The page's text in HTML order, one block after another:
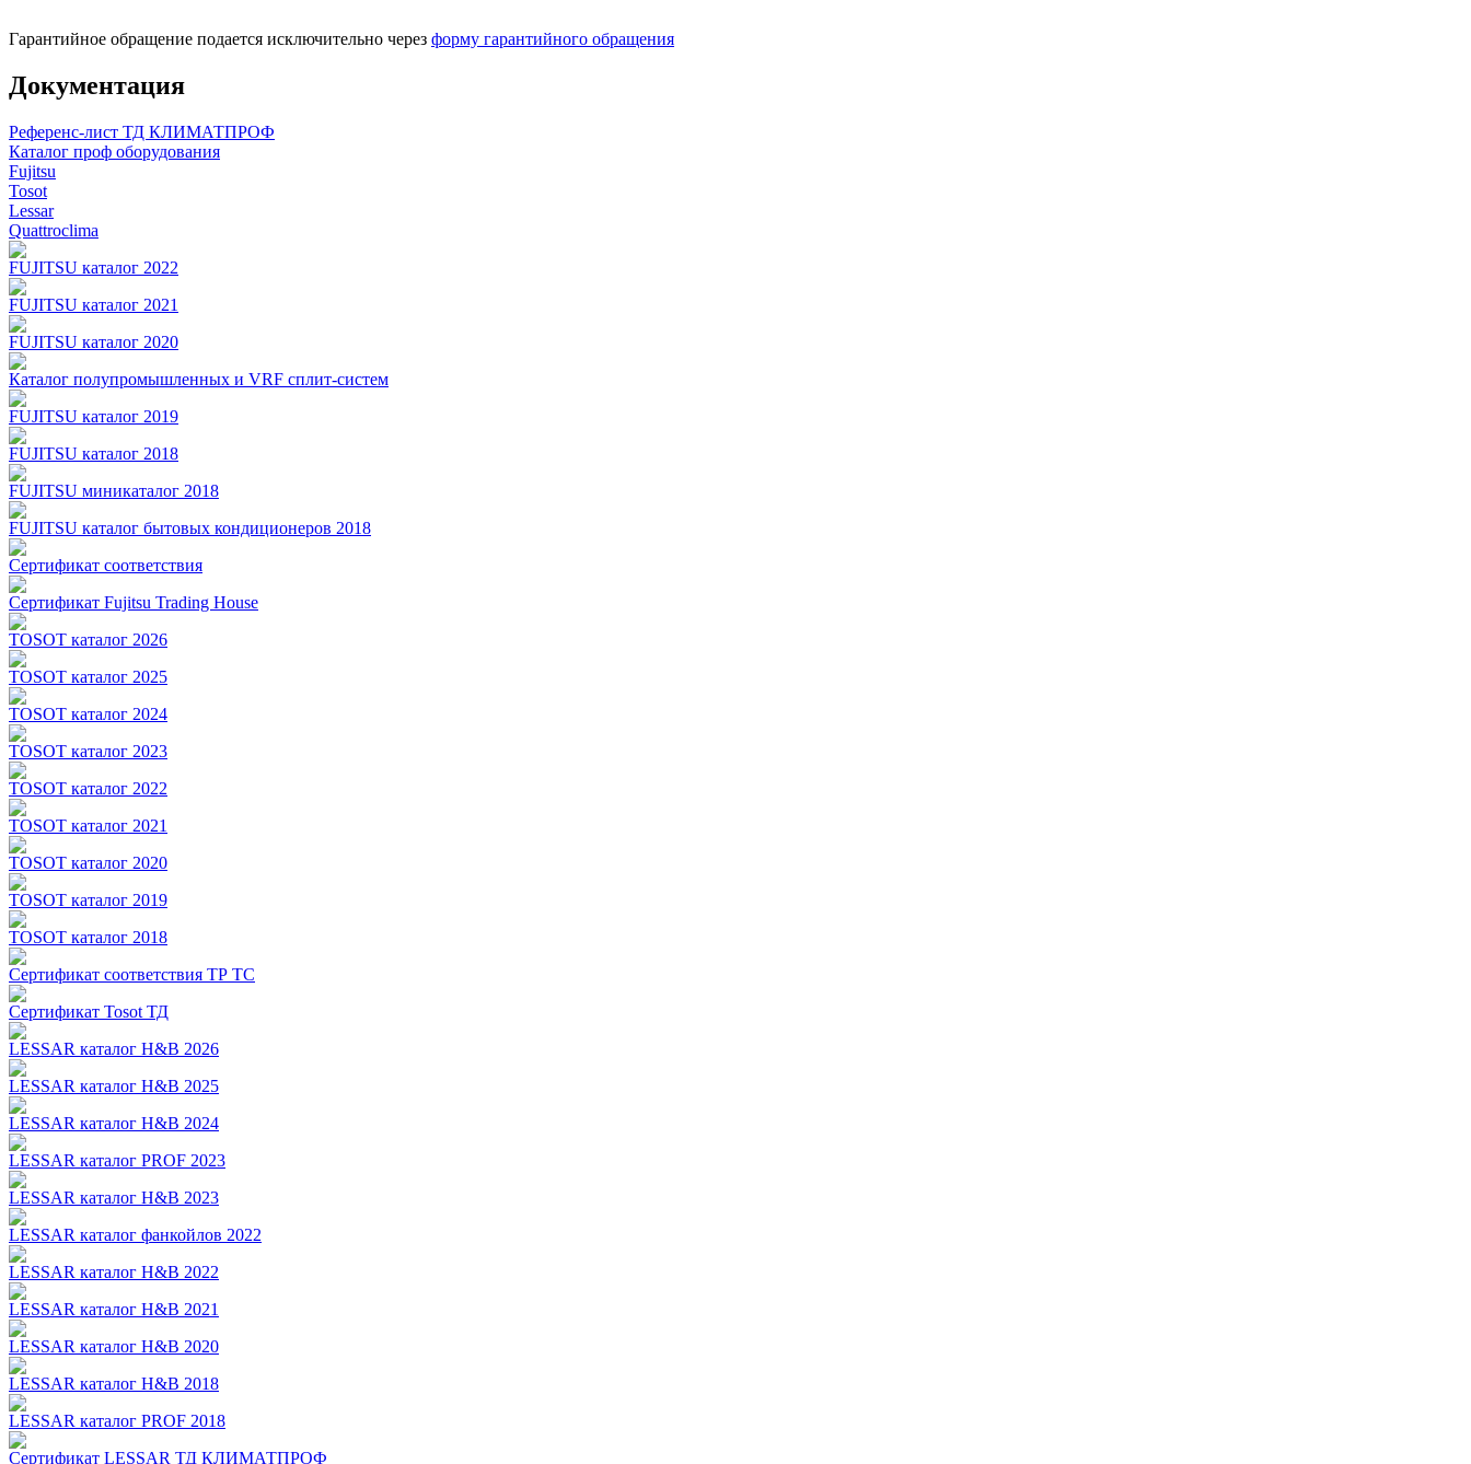
Гарантийное обращение подается исключительно через форму гарантийного обращения
Документация
Референс-лист ТД КЛИМАТПРОФ
Каталог проф оборудования
Fujitsu
Tosot
Lessar
Quattroclima
FUJITSU каталог 2022
FUJITSU каталог 2021
FUJITSU каталог 2020
Каталог полупромышленных и VRF сплит-систем
FUJITSU каталог 2019
FUJITSU каталог 2018
FUJITSU миникаталог 2018
FUJITSU каталог бытовых кондиционеров 2018
Сертификат соответствия
Сертификат Fujitsu Trading House
TOSOT каталог 2026
TOSOT каталог 2025
TOSOT каталог 2024
TOSOT каталог 2023
TOSOT каталог 2022
TOSOT каталог 2021
TOSOT каталог 2020
TOSOT каталог 2019
TOSOT каталог 2018
Сертификат соответствия ТР ТС
Сертификат Tosot ТД
LESSAR каталог H&B 2026
LESSAR каталог H&B 2025
LESSAR каталог H&B 2024
LESSAR каталог PROF 2023
LESSAR каталог H&B 2023
LESSAR каталог фанкойлов 2022
LESSAR каталог H&B 2022
LESSAR каталог H&B 2021
LESSAR каталог H&B 2020
LESSAR каталог H&B 2018
LESSAR каталог PROF 2018
Сертификат LESSAR ТД КЛИМАТПРОФ